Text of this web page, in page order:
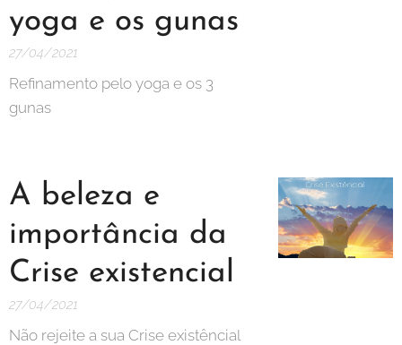
yoga e os gunas
27/04/2021
Refinamento pelo yoga e os 3
gunas
A beleza e
importância da
Crise existencial
27/04/2021
Não rejeite a sua Crise existêncial